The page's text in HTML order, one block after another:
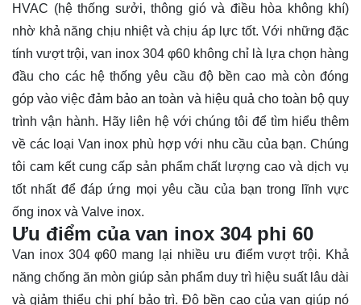
HVAC (hệ thống sưởi, thông gió và điều hòa không khí)
nhờ khả năng chịu nhiệt và chịu áp lực tốt. Với những đặc
tính vượt trội, van inox 304 φ60 không chỉ là lựa chọn hàng
đầu cho các hệ thống yêu cầu độ bền cao mà còn đóng
góp vào việc đảm bảo an toàn và hiệu quả cho toàn bộ quy
trình vận hành. Hãy liên hệvới chúng tôi để tìm hiểu thêm
về các loại Van inox phù hợp với nhu cầu của bạn. Chúng
tôi cam kết cung cấp sản phẩm chất lượng cao và dịch vụ
tốt nhất để đáp ứng mọi yêu cầu của bạn trong lĩnh vực
ống inox và Valve inox.
Ưu điểm của van inox 304 phi 60
Van inox 304 φ60 mang lại nhiều ưu điểm vượt trội. Khả
năng chống ăn mòn giúp sản phẩm duy trì hiệu suất lâu dài
và giảm thiểu chi phí bảo trì. Độ bền cao của van giúp nó